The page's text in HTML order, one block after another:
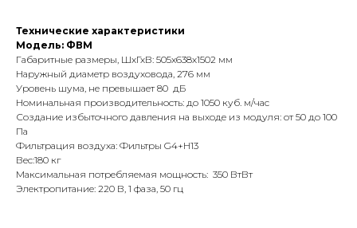
Технические характеристики
Модель: ФВМ
Габаритные размеры, ШхГхВ: 505х638х1502 мм
Наружный диаметр воздуховода, 276 мм
Уровень шума, не превышает 80 дБ
Номинальная производительность: до 1050 куб. м/час
Создание избыточного давления на выходе из модуля: от 50 до 100
Па
Фильтрация воздуха: Фильтры G4+H13
Вес:180 кг
Максимальная потребляемая мощность: 350 ВтВт
Электропитание: 220 В, 1 фаза, 50 гц